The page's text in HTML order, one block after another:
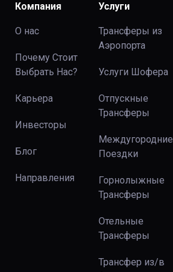
Компания
О нас
Почему Стоит
Выбрать Нас?
Карьера
Инвесторы
Блог
Направления
Услуги
Трансферы из
Аэропорта
Услуги Шофера
Отпускные
Трансферы
Междугородние
Поездки
Горнолыжные
Трансферы
Отельные
Трансферы
Трансфер из/в